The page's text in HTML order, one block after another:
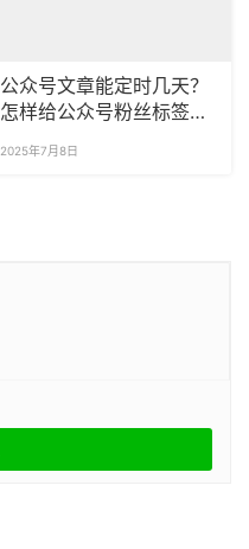
公众号文章能定时几天？
怎样给公众号粉丝标签分
2025年7月8日